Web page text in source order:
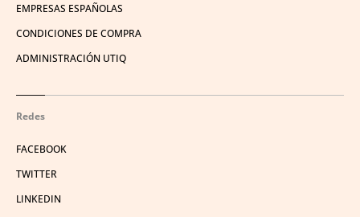
EMPRESAS ESPAÑOLAS
CONDICIONES DE COMPRA
ADMINISTRACIÓN UTIQ
Redes
FACEBOOK
TWITTER
LINKEDIN